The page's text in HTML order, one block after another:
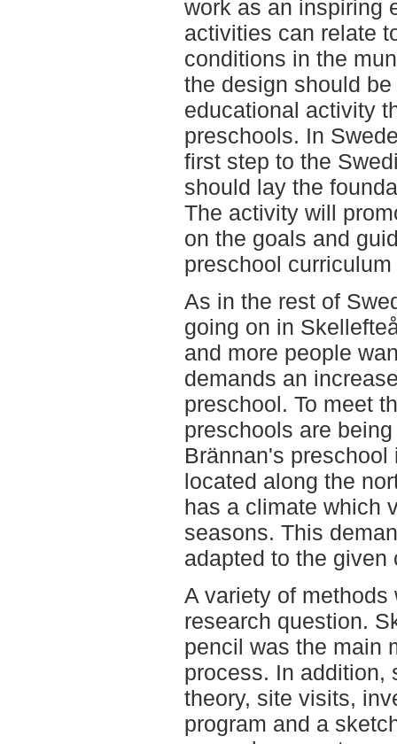
work as an inspiring
activities can relate
conditions in the
the design should
educational activity
preschools. In
first step to the
should lay the
The activity will
on the goals and
preschool
As in the rest of
going on in
and more people
demands an
preschool. To meet
preschools are
Brännan's
located along the
has a climate which
seasons. This
adapted to the given
A variety of
research question.
pencil was the main
process. In addition,
theory, site visits,
program and a